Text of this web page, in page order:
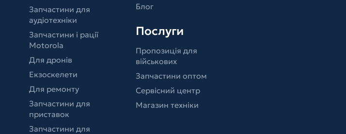
Запчастини для
аудіотехніки
Запчастини і рації
Motorola
Для дронів
Екзоскелети
Для ремонту
Запчастини для
приставок
Запчастини для
Блог
Послуги
Пропозиція для
військових
Запчастини оптом
Сервісний центр
Магазин техніки